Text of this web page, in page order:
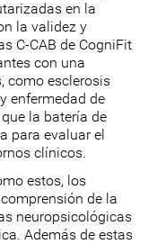
en la
la validez y
C-CAB de CogniFit
con una
como esclerosis
enfermedad de
la batería de
para evaluar el
clínicos.
estos, los
de la
neuropsicológicas
Además de estas